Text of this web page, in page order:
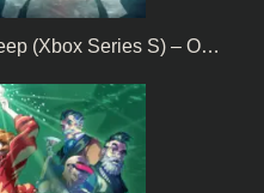
(Xbox Series S) – O…